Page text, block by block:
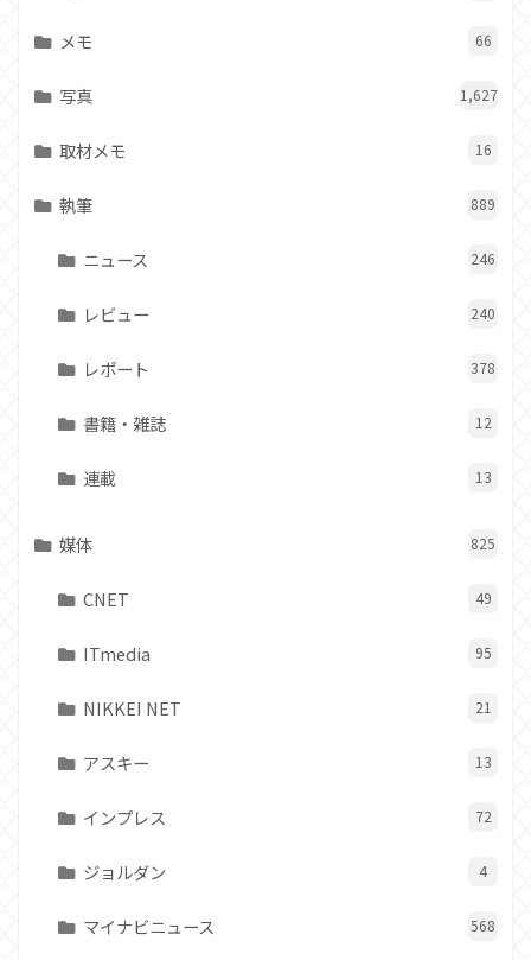
メモ 66
写真 1,627
取材メモ 16
執筆 889
ニュース 246
レビュー 240
レポート 378
書籍・雑誌 12
連載 13
媒体 825
CNET 49
ITmedia 95
NIKKEI NET 21
アスキー 13
インプレス 72
ジョルダン 4
マイナビニュース 568